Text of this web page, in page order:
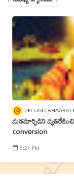
TELUGU
మతమార్పిడిని
conversion
6:21 PM